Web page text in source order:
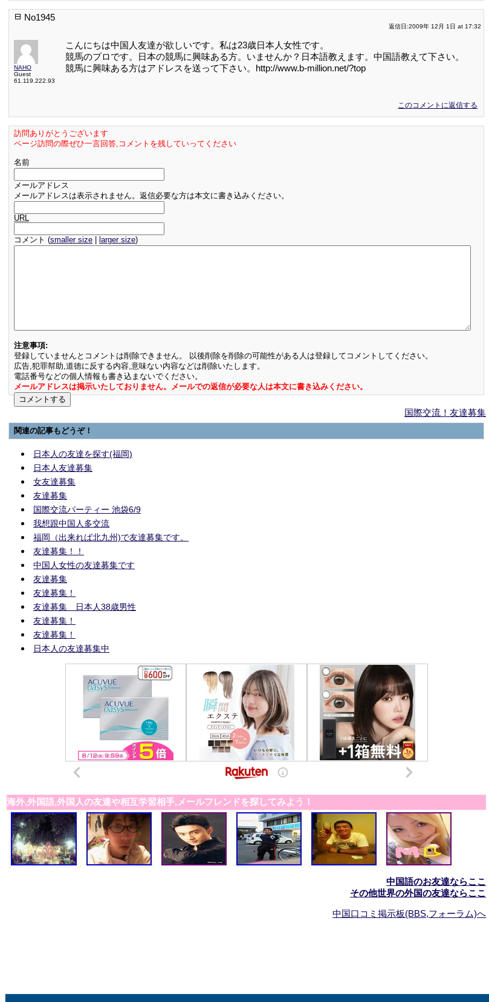
No1945
返信日:2009年 12月 1日 at 17:32
NAHO
Guest
61.119.222.93
こんにちは中国人友達が欲しいです。私は23歳日本人女性です。
競馬のプロです。日本の競馬に興味ある方。いませんか？日本語教えます。中国語教えて下さい。
競馬に興味ある方はアドレスを送って下さい。http://www.b-million.net/?top
このコメントに返信する
訪問ありがとうございます
ページ訪問の際ぜひ一言回答,コメントを残していってください
名前
メールアドレス
メールアドレスは表示されません。返信必要な方は本文に書き込みください。
URL
コメント (smaller size larger size)
注意事項:
登録していませんとコメントは削除できません。 以後削除を削除の可能性がある人は登録してコメントしてください。
広告,犯罪幇助,道徳に反する内容,意味ない内容などは削除いたします。
電話番号などの個人情報も書き込まないでください。
メールアドレスは掲示いたしておりません。メールでの返信が必要な人は本文に書き込みください。
国際交流！友達募集
関連の記事もどうぞ！
日本人の友達を探す(福岡)
日本人友達募集
女友達募集
友達募集
国際交流パーティー 池袋6/9
我想跟中国人多交流
福岡（出来れば北九州)で友達募集です。
友達募集！！
中国人女性の友達募集です
友達募集
友達募集！
友達募集 日本人38歳男性
友達募集！
友達募集！
日本人の友達募集中
海外,外国語,外国人の友達や相互学習相手,メールフレンドを探してみよう！
中国語のお友達ならここ
その他世界の外国の友達ならここ
中国口コミ掲示板(BBS,フォーラム)へ